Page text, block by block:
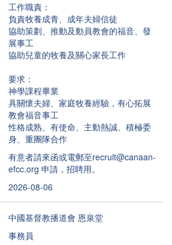
工作職責：
負責牧養成青、成年夫婦信徒
協助策劃、推動及動員教會的福音、發
展事工
協助兒童的牧養及關心家長工作
要求：
神學課程畢業
具關懷夫婦、家庭牧養經驗，有心拓展
教會福音事工
性格成熟、有使命、主動熱誠、積極委
身、重團隊合作
有意者請來函或電郵至recruit@canaan-
efcc.org 申請，招聘用。
2026-08-06
中國基督教播道會 恩泉堂
事務員